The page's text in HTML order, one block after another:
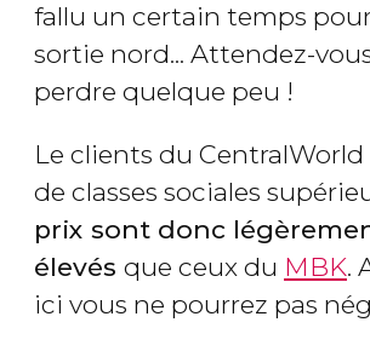
fallu un certain temps
sortie nord... Attendez-
perdre quelque peu !
Le clients du
de classes sociales
prix sont donc
élevés que ceux du MBK.
ici vous ne pourrez pas